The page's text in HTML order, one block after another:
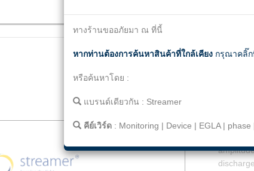
SLB
ทางร้านขออภัยมา ณ ที่นี้
หากท่านต้องการค้นหาสินค้าที่ใกล้เคียง กรุณาคลิ๊
หรือค้นหาโดย :
แบรนด์เดียวกัน : Streamer
คีย์เวิร์ด : Monitoring | Device | EGLA| phase